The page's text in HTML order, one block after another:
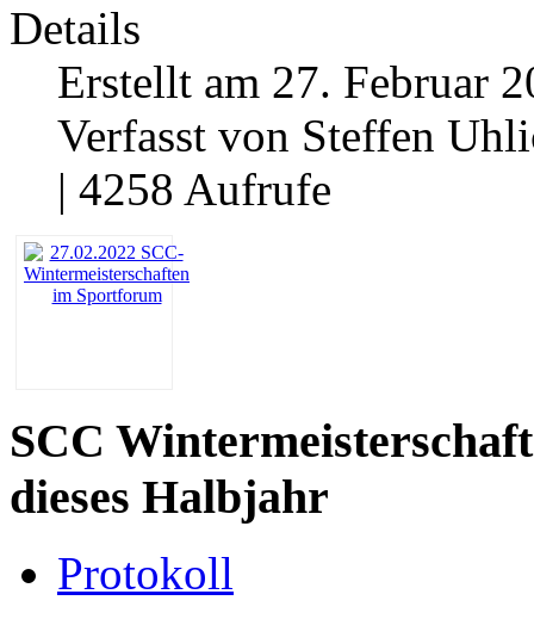
Details
Erstellt am 27. Februar
Verfasst von Steffen
| 4258 Aufrufe
SCC
dieses Halbjahr
Protokoll